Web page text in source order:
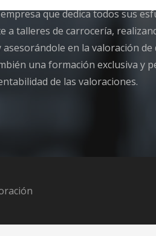
que dedica todos sus
a talleres de carrocería,
en la valoración de
una formación exclusiva y
de las valoraciones.